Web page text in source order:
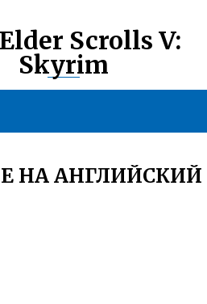
Scrolls V:
Skyrim
НА АНГЛИЙСКИЙ